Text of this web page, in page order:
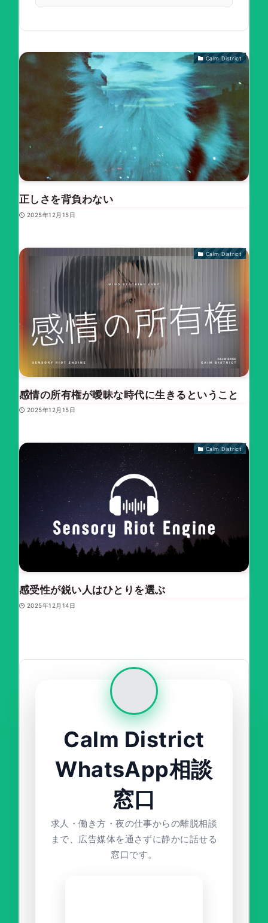
Calm District
正しさを背負わない
2025年12月15日
Calm District
感情の所有権が曖昧な時代に生きるということ
2025年12月15日
Calm District
感受性が鋭い人はひとりを選ぶ
2025年12月14日
Calm District
WhatsApp相談
窓口
求人・働き方・夜の仕事からの離脱相談
まで、広告媒体を通さずに静かに話せる
窓口です。